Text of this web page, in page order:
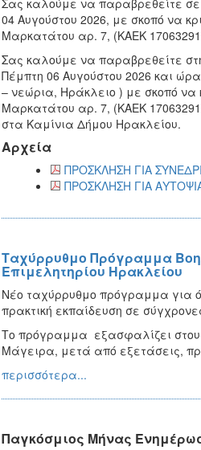
Σας καλούμε να παραβρεθείτε σε
04 Αυγούστου 2026, με σκοπό να
Μαρκατάτου αρ. 7, (ΚΑΕΚ
Σας καλούμε να παραβρεθείτε
Πέμπτη 06 Αυγούστου 2026 και
– νεώρια, Ηράκλειο ) με σκοπό να
Μαρκατάτου αρ. 7, (ΚΑΕΚ
στα Καμίνια Δήμου Ηρακλείου.
Αρχεία
ΠΡΟΣΚΛΗΣΗ ΓΙΑ
ΠΡΟΣΚΛΗΣΗ ΓΙΑ
Ταχύρρυθμο Πρόγραμμα
Επιμελητηρίου Ηρακλείου
Νέο ταχύρρυθμο πρόγραμμα για
πρακτική εκπαίδευση σε
Το πρόγραμμα εξασφαλίζει
Μάγειρα, μετά από εξετάσεις,
περισσότερα...
Παγκόσμιος Μήνας